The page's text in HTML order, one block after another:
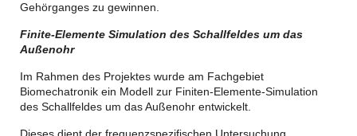
Gehörganges zu gewinnen.
Finite-Elemente Simulation des Schallfeldes um das
Außenohr
Im Rahmen des Projektes wurde am Fachgebiet
Biomechatronik ein Modell zur Finiten-Elemente-Simulation
des Schallfeldes um das Außenohr entwickelt.